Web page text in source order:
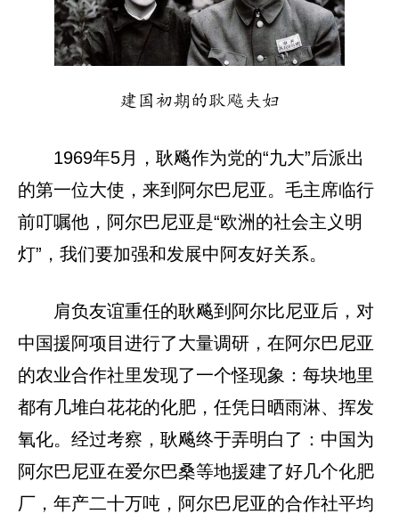
建国初期的耿飚夫妇
1969年5月，耿飚作为党的“九大”后派出
的第一位大使，来到阿尔巴尼亚。毛主席临行
前叮嘱他，阿尔巴尼亚是“欧洲的社会主义明
灯”，我们要加强和发展中阿友好关系。
肩负友谊重任的耿飚到阿尔比尼亚后，对
中国援阿项目进行了大量调研，在阿尔巴尼亚
的农业合作社里发现了一个怪现象：每块地里
都有几堆白花花的化肥，任凭日晒雨淋、挥发
氧化。经过考察，耿飚终于弄明白了：中国为
阿尔巴尼亚在爱尔巴桑等地援建了好几个化肥
厂，年产二十万吨，阿尔巴尼亚的合作社平均